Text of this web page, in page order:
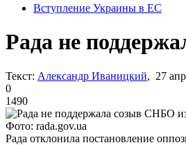
Вступление Украины в ЕС
Рада не
Текст: Александр Иваницкий, 27
0
1490
Фото: rada.gov.ua
Рада отклонила постановление